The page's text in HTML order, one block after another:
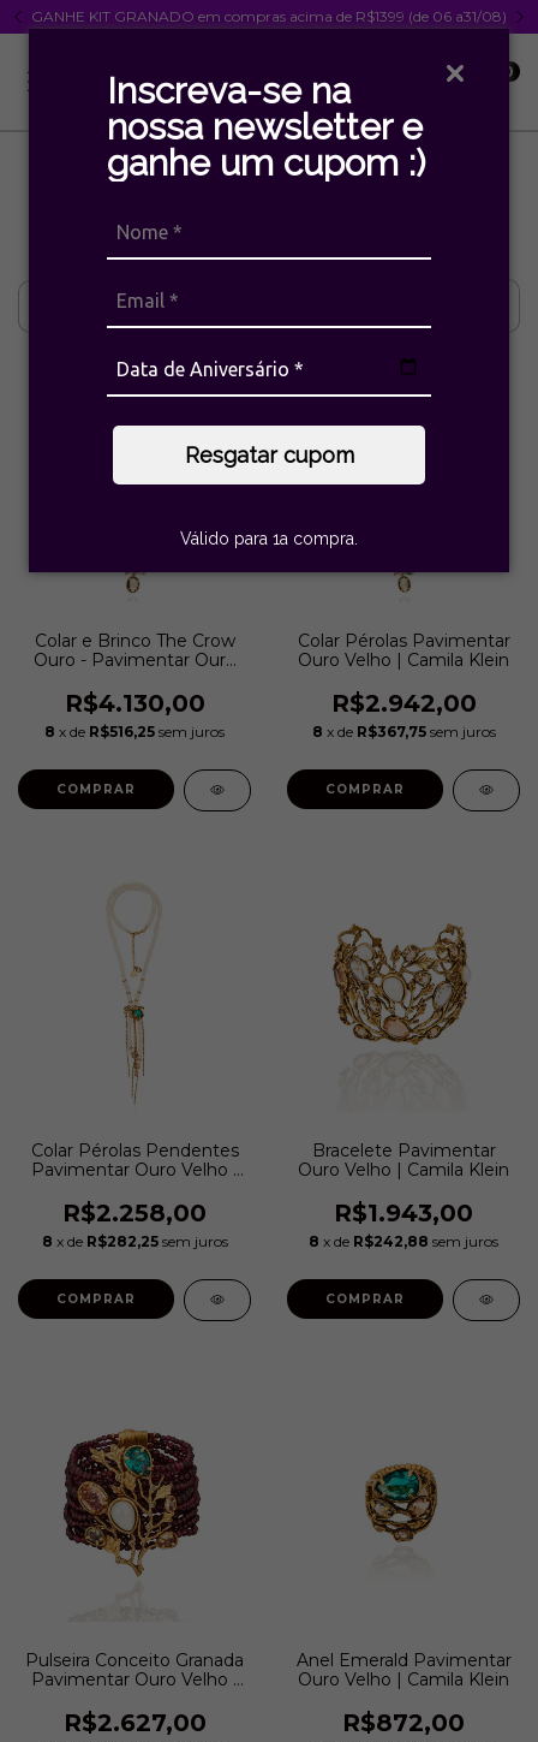
Inscreva-se na
nossa newsletter e
ganhe um cupom :)
Resgatar cupom
Válido para 1a compra.
GANHE KIT GRANADO em compras acima de R$1399 (de 06 a31/08)
0
Início > Marcas > Camila Klein
Camila Klein
Colar e Brinco The Crow
Ouro - Pavimentar Ouro
R$4.130,00
8 x de R$516,25 sem juros
COMPRAR
Colar Pérolas Pavimentar
Ouro Velho | Camila Klein
R$2.942,00
8 x de R$367,75 sem juros
COMPRAR
Colar Pérolas Pendentes
Pavimentar Ouro Velho |
R$2.258,00
8 x de R$282,25 sem juros
COMPRAR
Bracelete Pavimentar
Ouro Velho | Camila Klein
R$1.943,00
8 x de R$242,88 sem juros
COMPRAR
Pulseira Conceito Granada
Pavimentar Ouro Velho |
R$2.627,00
Anel Emerald Pavimentar
Ouro Velho | Camila Klein
R$872,00